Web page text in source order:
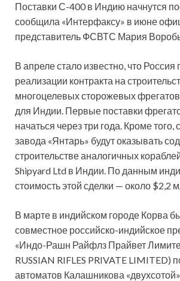
Поставки С-400 в Индию начнутся
сообщила «Интерфаксу» в июне
представитель ФСВТС Мария
В апреле стало известно, что Россия
реализации контракта на
многоцелевых сторожевых
для Индии. Первые поставки
начаться через три года. Кроме того,
завода «Янтарь» будут оказывать
строительстве аналогичных
Shipyard Ltd в Индии. По данным
стоимость этой сделки — около $2,2
В марте в индийском городе Корва
совместное российско-индийское
«Индо-Рашн Райфлз Прайвет
RUSSIAN RIFLES PRIVATE LIMITED)
автоматов Калашникова